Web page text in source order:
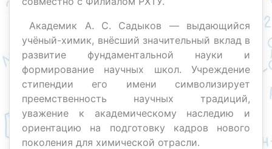
Академик А. С. Садыков — выдающийся
учёный-химик, внёсший значительный вклад в
развитие фундаментальной науки и
формирование научных школ. Учреждение
стипендии его имени символизирует
преемственность научных традиций,
уважение к академическому наследию и
ориентацию на подготовку кадров нового
поколения для химической отрасли.